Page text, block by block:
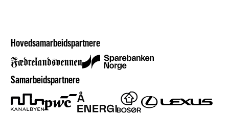
Hovedsamarbeidspartnere
Samarbeidspartnere